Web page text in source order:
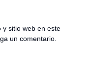
sitio web en este
un comentario.